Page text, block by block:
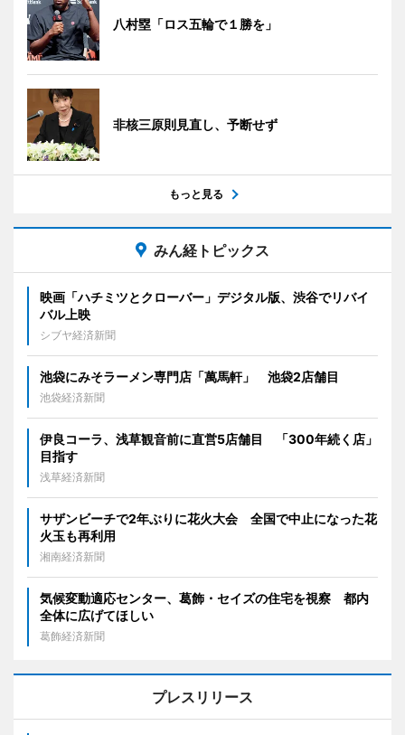
八村塁「ロス五輪で１勝を」
非核三原則見直し、予断せず
もっと見る
みん経トピックス
映画「ハチミツとクローバー」デジタル版、渋谷でリバイ
バル上映
シブヤ経済新聞
池袋にみそラーメン専門店「萬馬軒」 池袋2店舗目
池袋経済新聞
伊良コーラ、浅草観音前に直営5店舗目 「300年続く店」
目指す
浅草経済新聞
サザンビーチで2年ぶりに花火大会 全国で中止になった花
火玉も再利用
湘南経済新聞
気候変動適応センター、葛飾・セイズの住宅を視察 都内
全体に広げてほしい
葛飾経済新聞
プレスリリース